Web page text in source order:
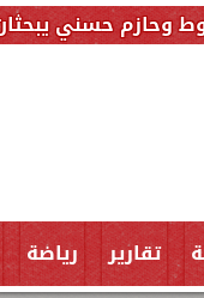
ترتيبات
تقارير رياضة